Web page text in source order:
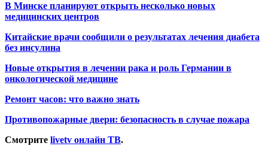
В Минске планируют открыть несколько новых
медицинских центров
Китайские врачи сообщили о результатах лечения диабета
без инсулина
Новые открытия в лечении рака и роль Германии в
онкологической медицине
Ремонт часов: что важно знать
Противопожарные двери: безопасность в случае пожара
Смотрите livetv онлайн ТВ.